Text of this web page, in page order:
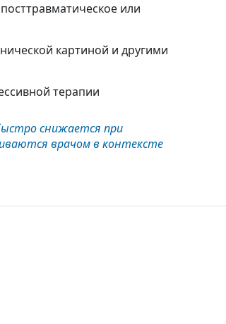
или
картиной и другими
терапии
снижается при
врачом в контексте